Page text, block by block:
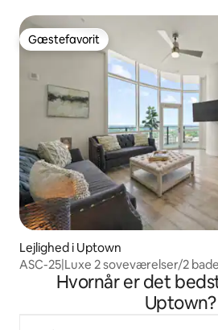
Gæstefavorit
Gæstefavorit
Lejlighed i Uptown
ASC-25|Luxe 2 soveværelser/2
Hvornår er det
Uptown?